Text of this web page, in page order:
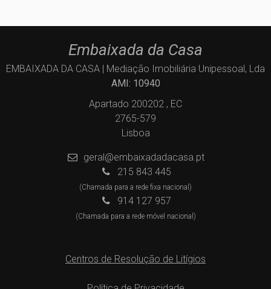
Embaixada da Casa
EMBAIXADA DA CASA | Mediação Imobiliária Unipessoal, Lda
AMI: 10940
Apartado 200202 , EC
2765-579
Lisboa
geral@embaixadadacasa.pt
215 843 445
(Chamada para a rede fixa nacional)
914 127 957
(Chamada para a rede móvel nacional)
Centros de Resolução de Litígios